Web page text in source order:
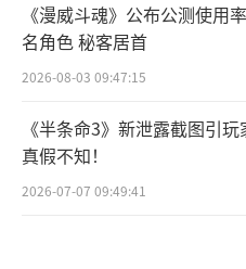
《漫威斗魂》公布公测使用
名角色 秘客居首
2026-08-03 09:47:15
《半条命3》新泄露截图引玩
真假不知！
2026-07-07 09:49:41